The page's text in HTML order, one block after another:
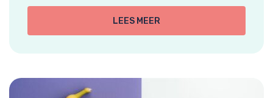
LEES MEER